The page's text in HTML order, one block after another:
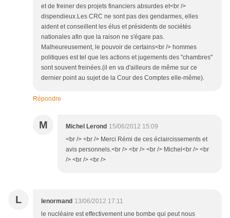
et de freiner des projets financiers absurdes et<br />
dispendieux.Les CRC ne sont pas des gendarmes, elles
aident et conseillent les élus et présidents de sociétés
nationales afin que la raison ne s'égare pas.
Malheureusement, le pouvoir de certains<br /> hommes
politiques est tel que les actions et jugements des "chambres"
sont souvent freinées.(il en va d'ailleurs de même sur ce
dernier point au sujet de la Cour des Comptes elle-même).
Répondre
M Michel Lerond 15/06/2012 15:09
<br /> <br /> Merci Rémi de ces éclaircissements et
avis personnels.<br /> <br /> <br /> Michel<br /> <br
/> <br /> <br />
L lenormand 13/06/2012 17:11
le nucléaire est effectivement une bombe qui peut nous